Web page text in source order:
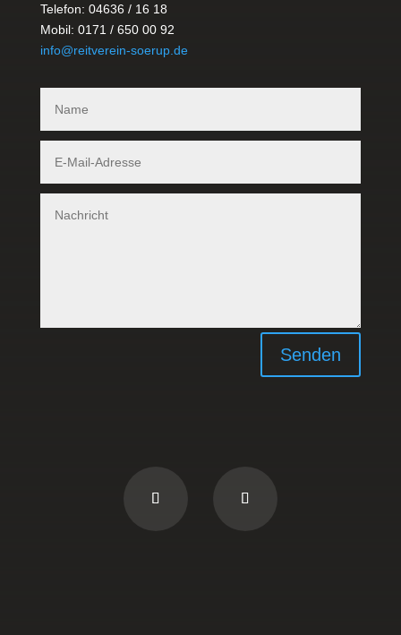
Telefon: 04636 / 16 18
Mobil: 0171 / 650 00 92
info@reitverein-soerup.de
Senden